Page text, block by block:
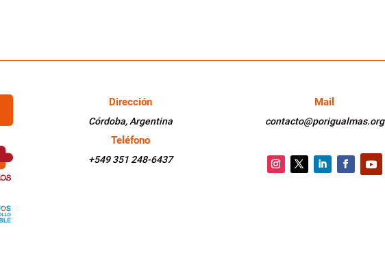
Dirección
Córdoba, Argentina
Teléfono
+549 351 248-6437
Mail
contacto@porigualmas.org
Facebook